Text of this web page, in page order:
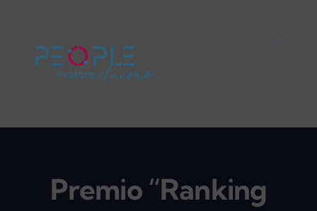
contenuto
Careers
Premio “Ranking